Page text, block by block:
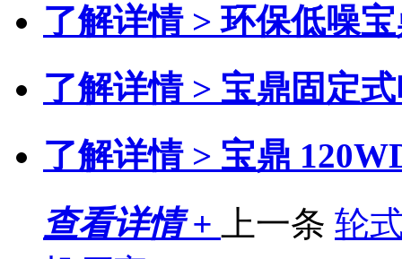
了解详情 >环保低噪
了解详情 > 宝鼎固定
了解详情 > 宝鼎
查看详情 +
上一条 轮